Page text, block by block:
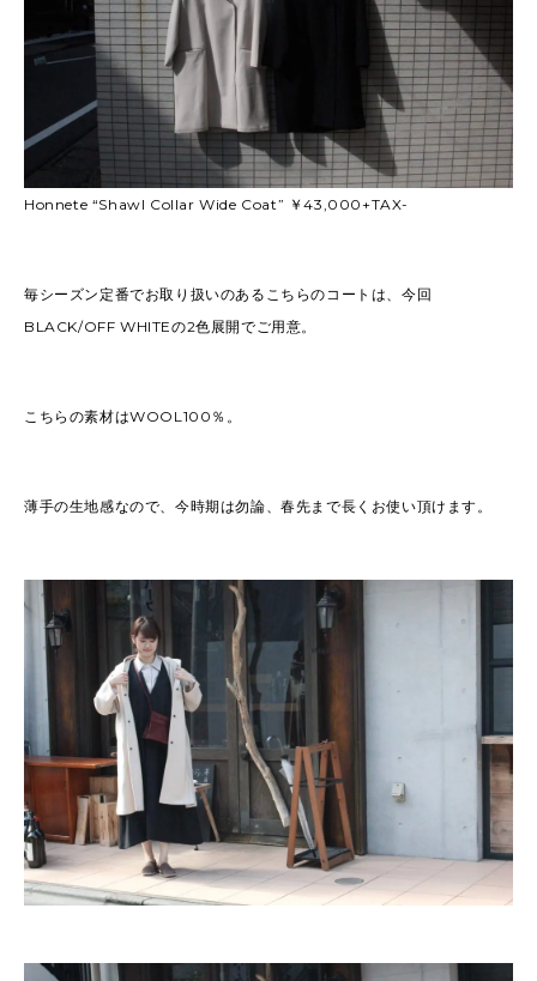
Honnete “Shawl Collar Wide Coat” ￥43,000+TAX-
毎シーズン定番でお取り扱いのあるこちらのコートは、今回
BLACK/OFF WHITEの2色展開でご用意。
こちらの素材はWOOL100％。
薄手の生地感なので、今時期は勿論、春先まで長くお使い頂けます。